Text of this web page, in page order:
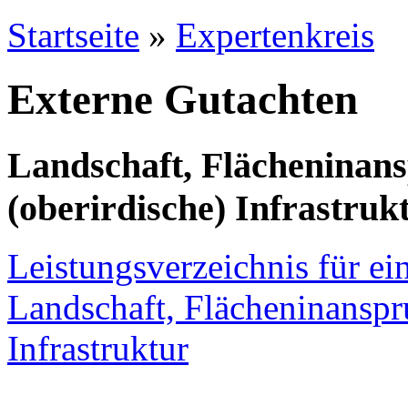
Startseite » Expertenkreis
Externe Gutachten
Landschaft,
(oberirdische)
Leistungsverzeichnis für
Landschaft,
Infrastruktur